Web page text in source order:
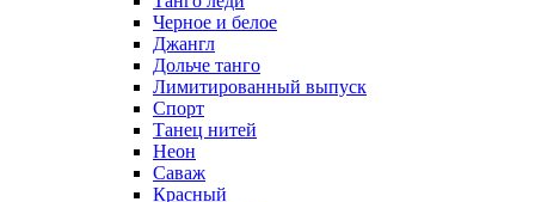
Черное и белое
Джангл
Дольче танго
Лимитированный выпуск
Спорт
Танец нитей
Неон
Саваж
Красный